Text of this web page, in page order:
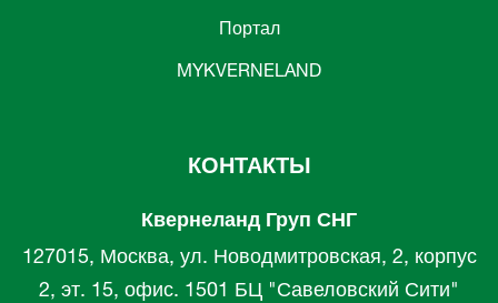
Портал
MYKVERNELAND
КОНТАКТЫ
Квернеланд Груп СНГ
127015, Москва, ул. Новодмитровская, 2, корпус
2, эт. 15, офис. 1501 БЦ "Савеловский Сити"